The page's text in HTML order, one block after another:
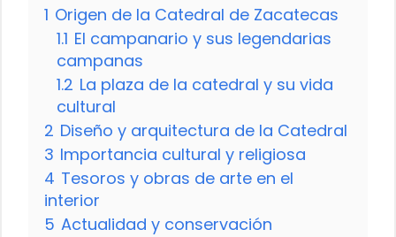
1 Origen de la Catedral de Zacatecas
1.1 El campanario y sus legendarias
campanas
1.2 La plaza de la catedral y su vida
cultural
2 Diseño y arquitectura de la Catedral
3 Importancia cultural y religiosa
4 Tesoros y obras de arte en el
interior
5 Actualidad y conservación